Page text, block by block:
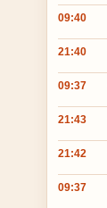
09:40
21:40
09:37
21:43
21:42
09:37